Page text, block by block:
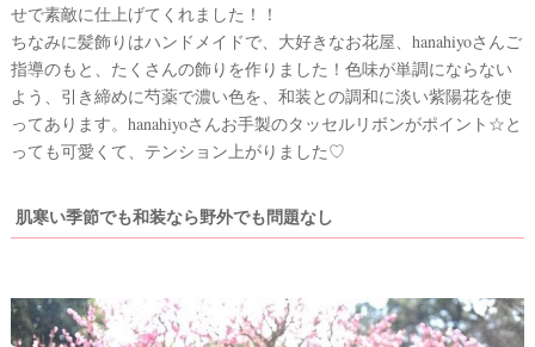
せで素敵に仕上げてくれました！！
ちなみに髪飾りはハンドメイドで、大好きなお花屋、hanahiyoさんご
指導のもと、たくさんの飾りを作りました！色味が単調にならない
よう、引き締めに芍薬で濃い色を、和装との調和に淡い紫陽花を使
ってあります。hanahiyoさんお手製のタッセルリボンがポイント☆と
っても可愛くて、テンション上がりました♡
肌寒い季節でも和装なら野外でも問題なし